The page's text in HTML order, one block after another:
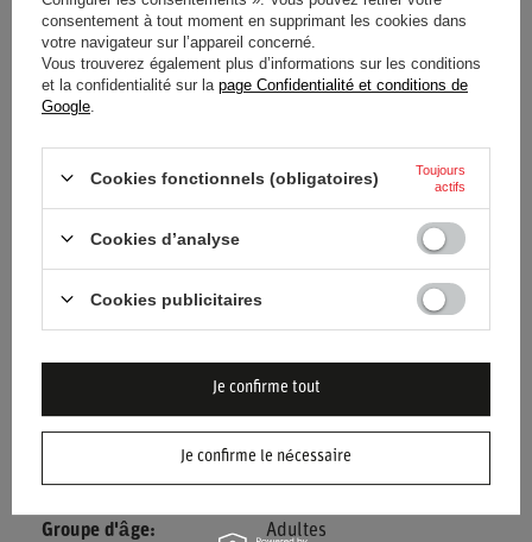
légère et flexibleconvient parfaitement aux professionnels
recherchant un compromis entre protection rigoureuse et
confort de marche quotidien.
Marque
Approbation Sans approbation
Couleur Noir Jaune
Groupe d'âge Adultes
consentement à tout moment en supprimant les cookies dans
votre navigateur sur l’appareil concerné.
Vous trouverez également plus d’informations sur les conditions
et la confidentialité sur la page Confidentialité et conditions de
Google
Cookies fonctionnels (obligatoires)
Toujours
actifs
Cookies d’analyse
Cookies publicitaires
Je confirme le nécessaire
Je confirme tout